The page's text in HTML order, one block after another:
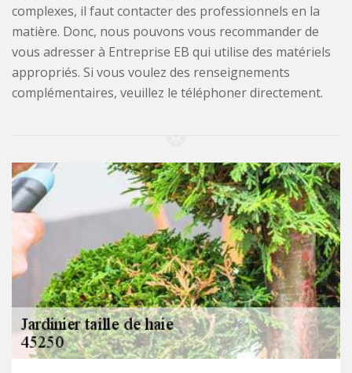
complexes, il faut contacter des professionnels en la
matière. Donc, nous pouvons vous recommander de
vous adresser à Entreprise EB qui utilise des matériels
appropriés. Si vous voulez des renseignements
complémentaires, veuillez le téléphoner directement.